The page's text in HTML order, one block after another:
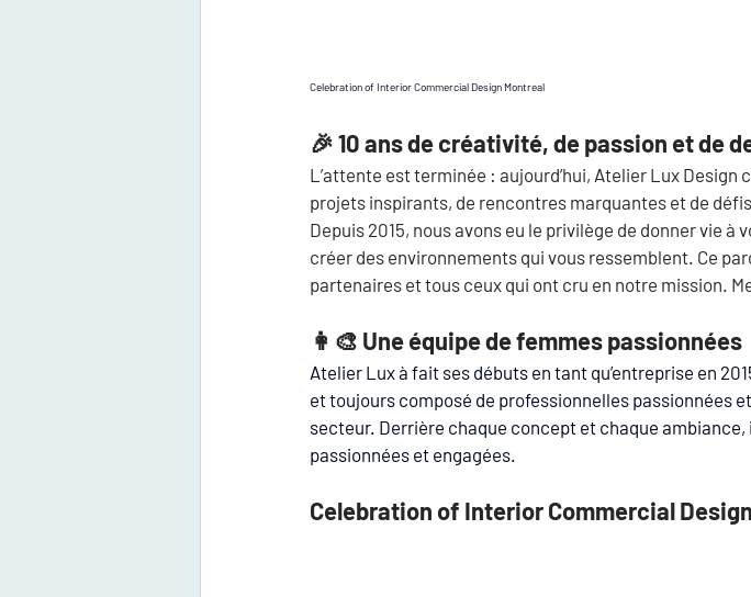
Celebration of Interior Commercial Design Montreal
🎉 10 ans de créativité, de passion et de
L’attente est terminée : aujourd’hui, Atelier Lux Design
projets inspirants, de rencontres marquantes et de
Depuis 2015, nous avons eu le privilège de donner vie
créer des environnements qui vous ressemblent. Ce
partenaires et tous ceux qui ont cru en notre mission.
👩‍🎨 Une équipe de femmes passionnées
Atelier Lux à fait ses débuts en tant qu’entreprise en
et toujours composé de professionnelles passionnées
secteur. Derrière chaque concept et chaque
passionnées et engagées.
Celebration of Interior Commercial